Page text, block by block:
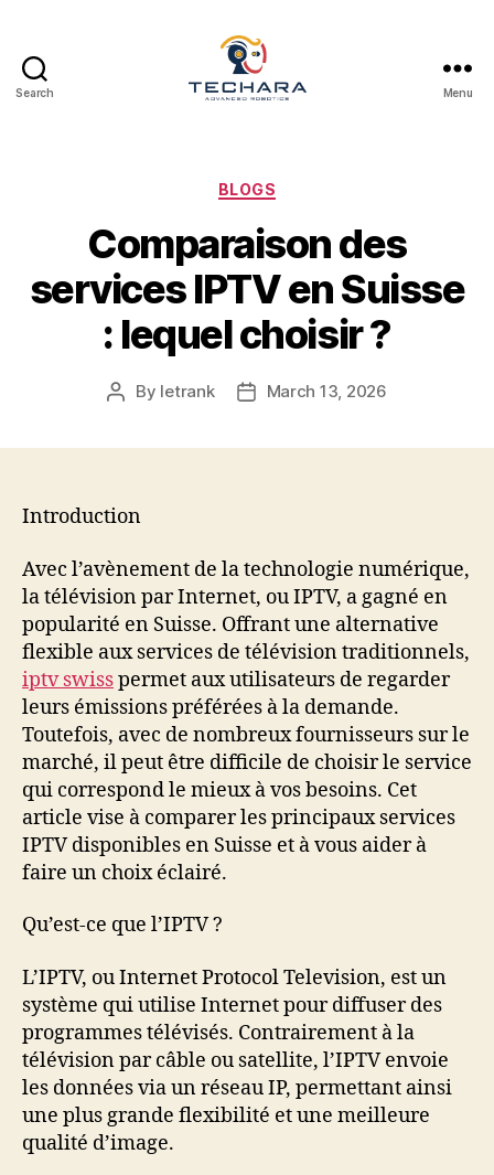
Search Menu
Categories
BLOGS
Comparaison des
services IPTV en Suisse
: lequel choisir ?
Post
By letrank
PostMarch 13, 2026
Introduction
Avec l’avènement de la technologie numérique,
la télévision par Internet, ou IPTV, a gagné en
popularité en Suisse. Offrant une alternative
flexible aux services de télévision traditionnels,
iptv swisspermet aux utilisateurs de regarder
leurs émissions préférées à la demande.
Toutefois, avec de nombreux fournisseurs sur le
marché, il peut être difficile de choisir le service
qui correspond le mieux à vos besoins. Cet
article vise à comparer les principaux services
IPTV disponibles en Suisse et à vous aider à
faire un choix éclairé.
Qu’est-ce que l’IPTV ?
L’IPTV, ou Internet Protocol Television, est un
système qui utilise Internet pour diffuser des
programmes télévisés. Contrairement à la
télévision par câble ou satellite, l’IPTV envoie
les données via un réseau IP, permettant ainsi
une plus grande flexibilité et une meilleure
qualité d’image.